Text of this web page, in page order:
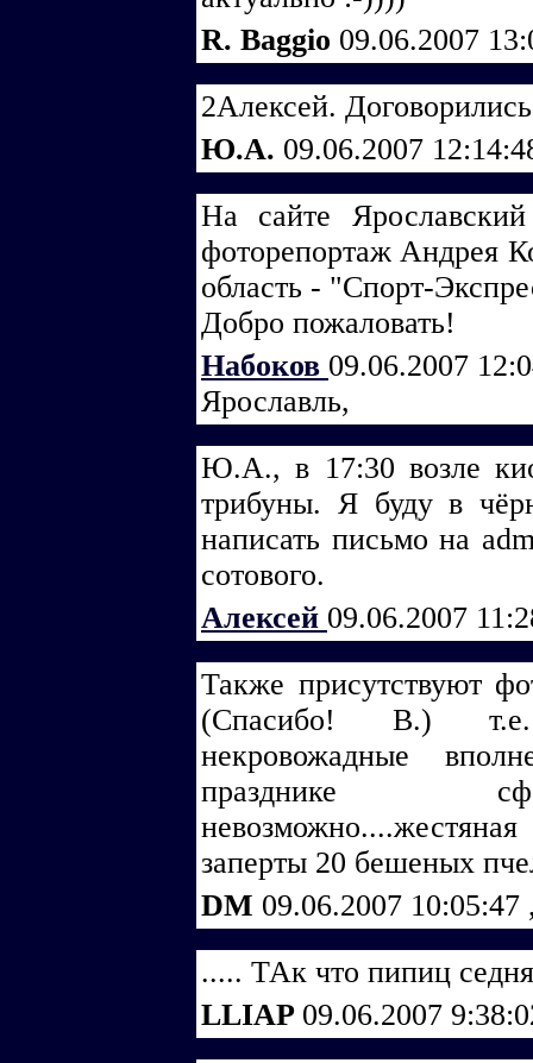
R. Baggio 09.06.2007
2Алексей.
Ю.А. 09.06.2007
На сайте
фоторепортаж Андрея
область - "Спорт-
Добро пожаловать!
Набоков 09.06.2007
Ярославль,
Ю.А., в 17:30 возле
трибуны. Я буду в
написать письмо на
сотового.
Алексей 09.06.2007
Также присутствуют
(Спасибо! В.) т.е.
некровожадные
празднике
заперты 20 бешеных
DM 09.06.2007 10:05:47
..... ТАк что пипиц
LLIAP 09.06.2007